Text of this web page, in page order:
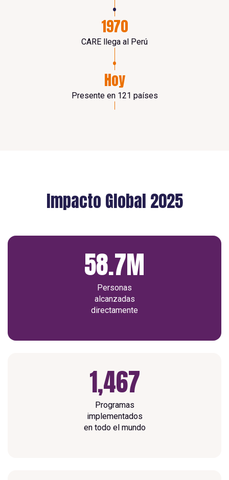
•
1970
CARE llega al Perú
•
Hoy
Presente en 121 países
Impacto Global 2025
58.7M
Personas
alcanzadas
directamente
1,467
Programas
implementados
en todo el mundo